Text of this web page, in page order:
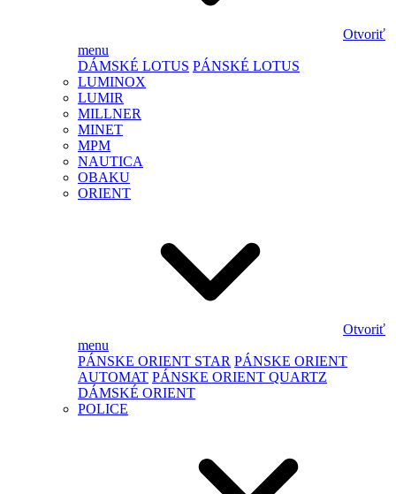
Otvoriť
menu
DÁMSKÉ LOTUS PÁNSKÉ LOTUS
LUMINOX
LUMIR
MILLNER
MINET
MPM
NAUTICA
OBAKU
ORIENT
Otvoriť
menu
PÁNSKE ORIENT STAR PÁNSKE ORIENT
AUTOMAT PÁNSKE ORIENT QUARTZ
DÁMSKÉ ORIENT
POLICE